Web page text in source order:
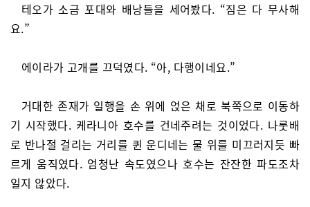
테오가 소금 포대와 배낭들을 세어봤다. “짐은 다 무사해
요.”
에이라가 고개를 끄덕였다. “아, 다행이네요.”
거대한 존재가 일행을 손 위에 얹은 채로 북쪽으로 이동하
기 시작했다. 케라니아 호수를 건네주려는 것이었다. 나룻배
로 반나절 걸리는 거리를 퀸 운디네는 물 위를 미끄러지듯 빠
르게 움직였다. 엄청난 속도였으나 호수는 잔잔한 파도조차
일지 않았다.